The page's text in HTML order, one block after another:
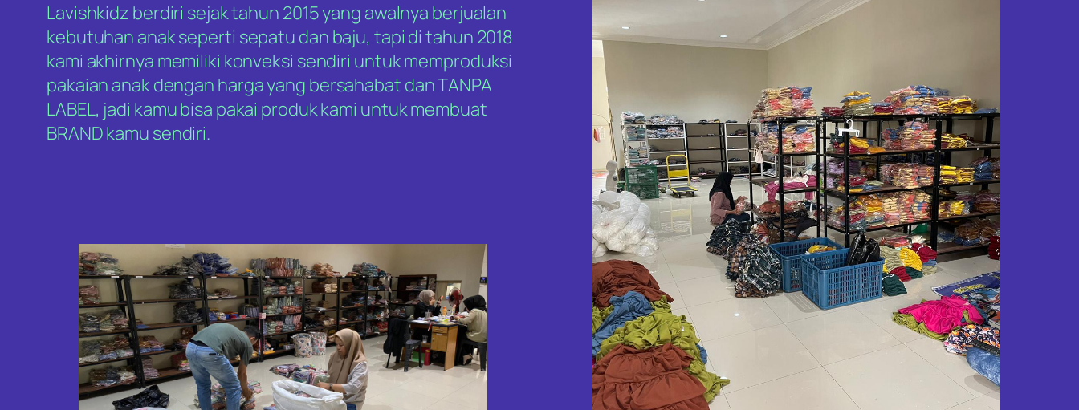
Lavishkidz berdiri sejak tahun 2015 yang awalnya berjualan
kebutuhan anak seperti sepatu dan baju, tapi di tahun 2018
kami akhirnya memiliki konveksi sendiri untuk memproduksi
pakaian anak dengan harga yang bersahabat dan TANPA
LABEL, jadi kamu bisa pakai produk kami untuk membuat
BRAND kamu sendiri.